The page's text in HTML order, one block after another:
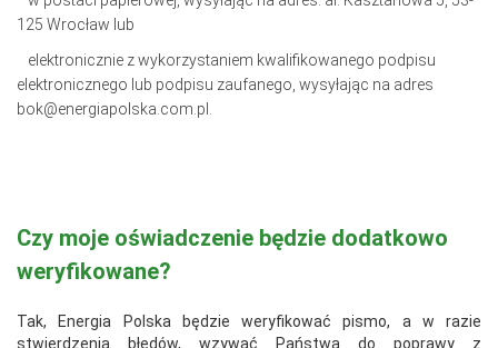
125 Wrocław lub
elektronicznie z wykorzystaniem kwalifikowanego podpisu
elektronicznego lub podpisu zaufanego, wysyłając na adres
bok@energiapolska.com.pl.
Czy moje oświadczenie będzie dodatkowo
weryfikowane?
Tak, Energia Polska będzie weryfikować pismo, a w razie
stwierdzenia błędów, wzywać Państwa do poprawy z